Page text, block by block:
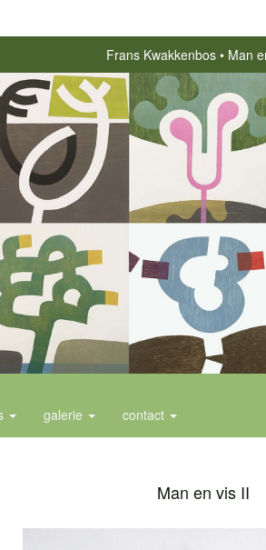
Frans Kwakkenbos Man
galerie contact
Man en vis II